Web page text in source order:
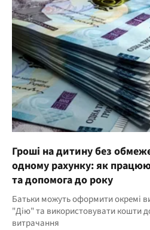
Гроші на дитину без
одному рахунку: як
та допомога до року
Батьки можуть оформити окремі
"Дію" та використовувати кошти
витрачання